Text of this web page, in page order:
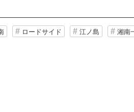
ロードサイド 江ノ島 湘南